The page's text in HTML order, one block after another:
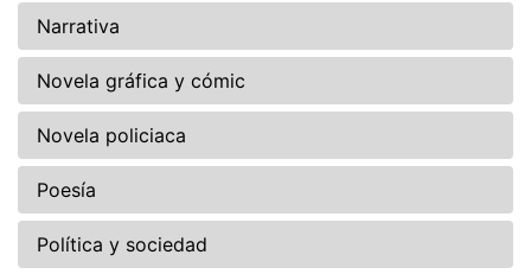
Narrativa
Novela gráfica y cómic
Novela policiaca
Poesía
Política y sociedad